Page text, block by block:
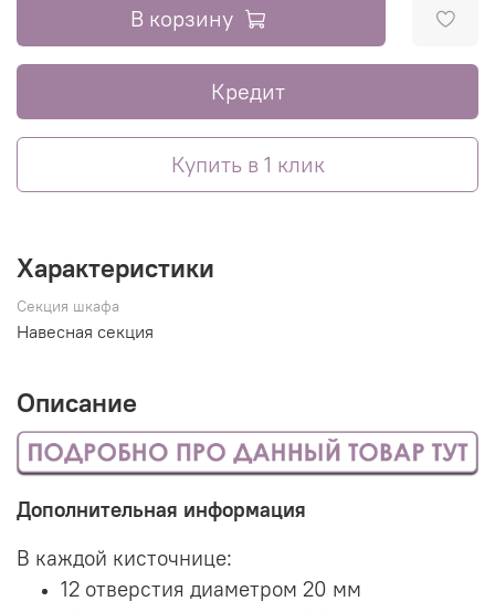
В корзину
Кредит
Купить в 1 клик
Характеристики
Секция шкафа
Навесная секция
Описание
Дополнительная информация
В каждой кисточнице:
12 отверстия диаметром 20 мм